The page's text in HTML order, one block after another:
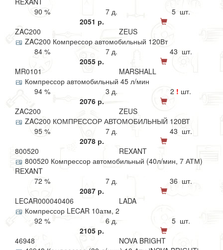
90 %
7 д.
5 шт.
2051 р.
ZAC200
ZEUS
ZAC200 Компрессор автомобильный 120Вт
84 %
7 д.
43 шт.
2055 р.
MR0101
MARSHALL
Компрессор автомобильный 45 л/мин
94 %
3 д. 2 ! шт.
2076 р.
ZAC200
ZEUS
ZAC200 КОМПРЕССОР АВТОМОБИЛЬНЫЙ 120ВТ
95 %
7 д.
43 шт.
2078 р.
800520
REXANT
800520 Компрессор автомобильный (40л/мин, 7 АТМ)
REXANT
72 %
7 д.
36 шт.
2087 р.
LECAR000040406
LADA
Компрессор LECAR 10атм, 2
92 %
6 д.
5 шт.
2105 р.
46948
NOVA BRIGHT